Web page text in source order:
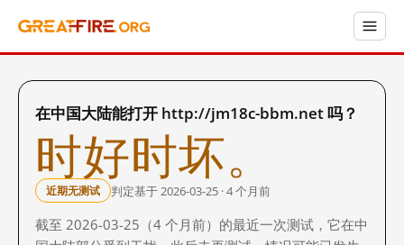
在中国大陆能打开 http://jm18c-bbm.net 吗？
时好时坏。
近期无测试 判定基于 2026-03-25 · 4 个月前
截至 2026-03-25（4 个月前）的最近一次测试，它在中